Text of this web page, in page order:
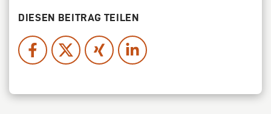
DIESEN BEITRAG TEILEN